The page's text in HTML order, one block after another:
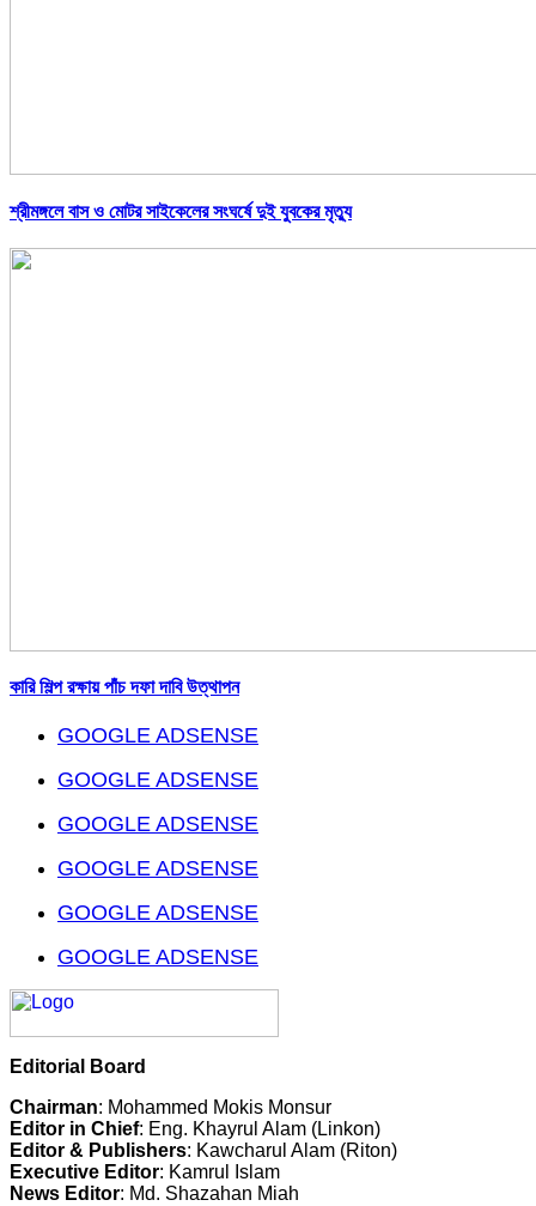
শ্রীমঙ্গলে বাস ও মোটর সাইকেলের সংঘর্ষে দুই যুবকের মৃত্যু
কারি শিল্প রক্ষায় পাঁচ দফা দাবি উত্থাপন
GOOGLE ADSENSE
GOOGLE ADSENSE
GOOGLE ADSENSE
GOOGLE ADSENSE
GOOGLE ADSENSE
GOOGLE ADSENSE
Editorial Board
Chairman: Mohammed Mokis Monsur
Editor in Chief: Eng. Khayrul Alam (Linkon)
Editor & Publishers: Kawcharul Alam (Riton)
Executive Editor: Kamrul Islam
News Editor: Md. Shazahan Miah